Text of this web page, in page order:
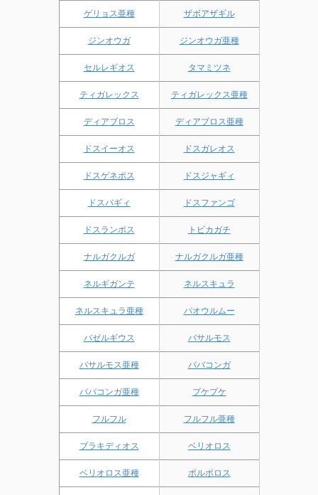
ゲリョス亜種 ザボアザギル
ジンオウガ ジンオウガ亜種
セルレギオス タマミツネ
ティガレックス ティガレックス亜種
ディアブロス ディアブロス亜種
ドスイーオス ドスガレオス
ドスゲネポス ドスジャギィ
ドスバギィ ドスファンゴ
ドスランポス トビカガチ
ナルガクルガ ナルガクルガ亜種
ネルギガンテ ネルスキュラ
ネルスキュラ亜種 パオウルムー
バゼルギウス バサルモス
バサルモス亜種 ババコンガ
ババコンガ亜種 プケプケ
フルフル フルフル亜種
ブラキディオス ベリオロス
ベリオロス亜種 ボルボロス